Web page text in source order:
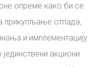
опреме како би се
прикупљање отпада,
и имплементацију
акциони